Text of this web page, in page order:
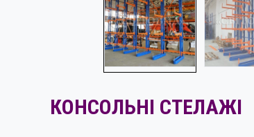
КОНСОЛЬНІ СТЕЛАЖІ